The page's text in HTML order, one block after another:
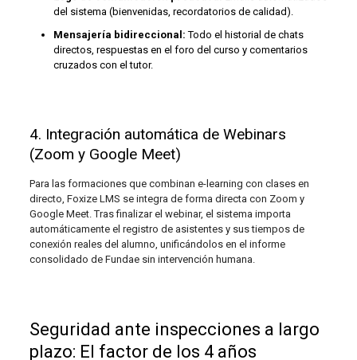
del sistema (bienvenidas, recordatorios de calidad).
Mensajería bidireccional: Todo el historial de chats
directos, respuestas en el foro del curso y comentarios
cruzados con el tutor.
4. Integración automática de Webinars
(Zoom y Google Meet)
Para las formaciones que combinan e-learning con clases en
directo, Foxize LMS se integra de forma directa con Zoom y
Google Meet. Tras finalizar el webinar, el sistema importa
automáticamente el registro de asistentes y sus tiempos de
conexión reales del alumno, unificándolos en el informe
consolidado de Fundae sin intervención humana.
Seguridad ante inspecciones a largo
plazo: El factor de los 4 años